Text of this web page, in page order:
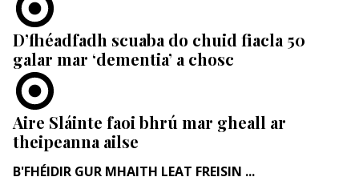
D’fhéadfadh scuaba do chuid fiacla 50
galar mar ‘dementia’ a chosc
Aire Sláinte faoi bhrú mar gheall ar
theipeanna ailse
B'FHÉIDIR GUR MHAITH LEAT FREISIN ...